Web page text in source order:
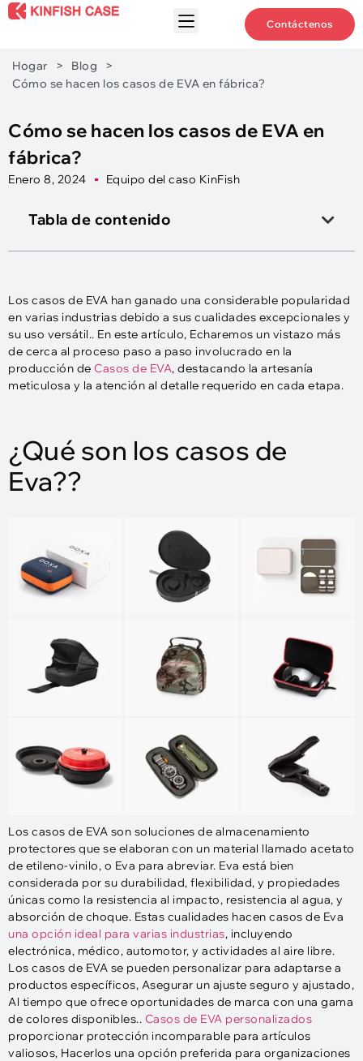
Contáctenos
Hogar > Blog
>
Cómo se hacen los casos de EVA en fábrica?
Cómo se hacen los casos de EVA en
fábrica?
Enero 8, 2024 Equipo del caso KinFish
Tabla de contenido
Los casos de EVA han ganado una considerable popularidad
en varias industrias debido a sus cualidades excepcionales y
su uso versátil.. En este artículo, Echaremos un vistazo más
de cerca al proceso paso a paso involucrado en la
producción de Casos de EVA, destacando la artesanía
meticulosa y la atención al detalle requerido en cada etapa.
¿Qué son los casos de
Eva??
Los casos de EVA son soluciones de almacenamiento
protectores que se elaboran con un material llamado acetato
de etileno-vinilo, o Eva para abreviar. Eva está bien
considerada por su durabilidad, flexibilidad, y propiedades
únicas como la resistencia al impacto, resistencia al agua, y
absorción de choque. Estas cualidades hacen casos de Eva
una opción ideal para varias industrias, incluyendo
electrónica, médico, automotor, y actividades al aire libre.
Los casos de EVA se pueden personalizar para adaptarse a
productos específicos, Asegurar un ajuste seguro y ajustado,
Al tiempo que ofrece oportunidades de marca con una gama
de colores disponibles.. Casos de EVA personalizados
proporcionar protección incomparable para artículos
valiosos, Hacerlos una opción preferida para organizaciones